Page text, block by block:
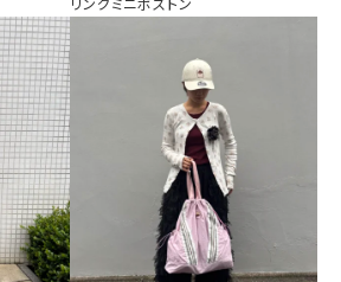
リングミニボストン